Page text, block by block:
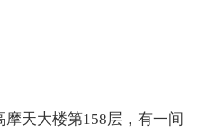
天大楼第158层，有一间